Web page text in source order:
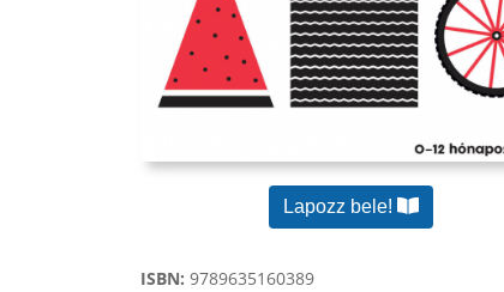
Lapozz bele!
ISBN: 9789635160389